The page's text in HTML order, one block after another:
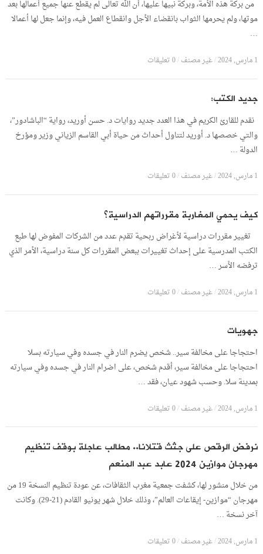
من بركة هذه الأمة، وبركة نبيها عليها، أن الله تعالى لم يقطع عنها جميع أعمالها بعد
موتها، ولم يحرمها الثواب بانقضاء الأجل وانقطاع العمل فيه، وإنما جعل لها أعمالا
…
1 مارس, 2024 /غير مصنف/0 تعليقات
جديد الكتب:
نقدم للقارئ الكريم في هذا العدد جديد روايات د. حسن أوريد، رواية “الباشادور”،
والتي خصصها د. أوريد لتناول أحداث من حياة أبي القاسم الزياني وزير ومؤرخ
الدولة …
1 مارس, 2024 /غير مصنف/0 تعليقات
كيف يحمي المغاربة مقرراتهم الدراسية؟
تغيير مقررات دراسية لأغراض ربحية تقدِم عدد من الشركات المفوض لها طبع
الكتب المدرسية على إحداث تغييرات ببعض المقررات كل سنة دراسية، الأمر الذي
ترفضه الأسر …
1 مارس, 2024 /غير مصنف/0 تعليقات
جهويات
احتجاجا على مخالفة سير.. شخص يضرم النار في جسده وفي سيارته بسلا
احتجاجا على مخالفة سير، أقدم شخص، على اضرام النار في جسده وفي سيارته
بمدينة سلا. وحسب شهود عيان، فقد …
1 مارس, 2024 /غير مصنف/0 تعليقات
نرفض الرقص على جثث قتلانا.. مطالب عاجلة بوقف تنظيم
مهرجان موازين 2024 عابد عبد المنعم
من خلال منشور لها، كشفت جمعية مغرب الثقافات، عن عودة تنظيم النسخة 19 من
مهرجان “موازين- إيقاعات العالم”، وذلك خلال شهر يونيو القادم (21-29). وكانت
آخر نسخة …
1 مارس, 2024 /غير مصنف/0 تعليقات